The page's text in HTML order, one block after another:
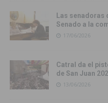
Las senadoras
Senado a la
17/06/2026
Catral da el
de San Juan
13/06/2026